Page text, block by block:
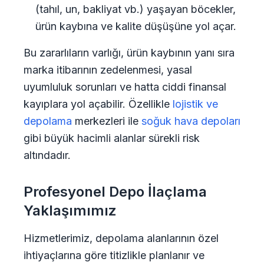
(tahıl, un, bakliyat vb.) yaşayan böcekler,
ürün kaybına ve kalite düşüşüne yol açar.
Bu zararlıların varlığı, ürün kaybının yanı sıra
marka itibarının zedelenmesi, yasal
uyumluluk sorunları ve hatta ciddi finansal
kayıplara yol açabilir. Özellikle lojistik ve
depolama merkezleri ile soğuk hava depoları
gibi büyük hacimli alanlar sürekli risk
altındadır.
Profesyonel Depo İlaçlama
Yaklaşımımız
Hizmetlerimiz, depolama alanlarının özel
ihtiyaçlarına göre titizlikle planlanır ve